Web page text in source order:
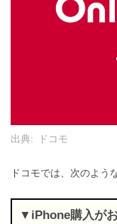
出典: ドコモ
ドコモでは、次のよう
iPhone購入が